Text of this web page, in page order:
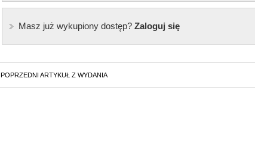
Masz już wykupiony dostęp?Zaloguj się
POPRZEDNI ARTYKUŁ Z WYDANIA